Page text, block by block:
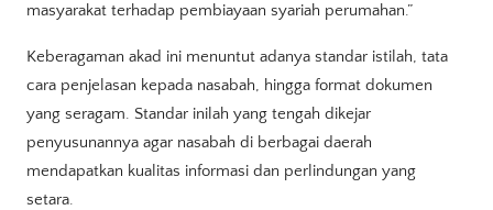
masyarakat terhadap pembiayaan syariah perumahan.”
Keberagaman akad ini menuntut adanya standar istilah, tata
cara penjelasan kepada nasabah, hingga format dokumen
yang seragam. Standar inilah yang tengah dikejar
penyusunannya agar nasabah di berbagai daerah
mendapatkan kualitas informasi dan perlindungan yang
setara.